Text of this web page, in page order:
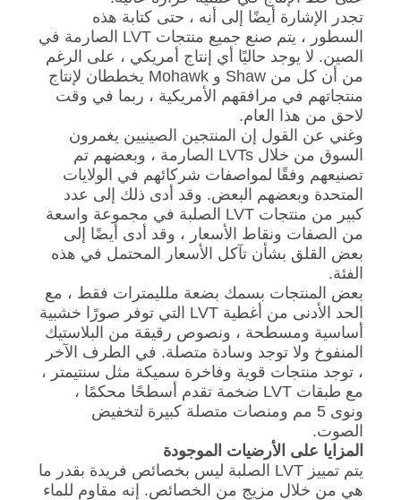
تجدر الإشارة أيضًا إلى أنه ، حتى كتابة هذه
السطور ، يتم صنع جميع منتجات LVT الصارمة في
الصين. لا يوجد حاليًا أي إنتاج أمريكي ، على الرغم
من أن كل من Shaw و Mohawk يخططان لإنتاج
منتجاتهم في مرافقهم الأمريكية ، ربما في وقت
لاحق من هذا العام.
وغني عن القول إن المنتجين الصينيين يغمرون
السوق من خلال LVTs الصارمة ، وبعضهم تم
تصنيعهم وفقًا لمواصفات شركائهم في الولايات
المتحدة وبعضهم البعض. وقد أدى ذلك إلى عدد
كبير من منتجات LVT الصلبة في مجموعة واسعة
من الصفات ونقاط الأسعار ، وقد أدى أيضًا إلى
بعض القلق بشأن تآكل الأسعار المحتمل في هذه
الفئة.
بعض المنتجات بسمك بضعة ملليمترات فقط ، مع
الحد الأدنى من أغطية LVT التي توفر صورًا خشبية
أساسية ومسطحة ، ونصوص رقيقة من البلاستيك
المنفوخ ولا توجد وسادة متصلة. في الطرف الآخر
، توجد منتجات قوية وفاخرة سميكة مثل سنتيمتر ،
مع طبقات LVT ضخمة تقدم أسطحًا محكمًا ،
ونوى 5 مم ومنصات متصلة كبيرة لتخفيض
الصوت.
المزايا على الأرضيات الموجودة
يتم تمييز LVT الصلبة ليس بخصائص فريدة بقدر ما
هي من خلال مزيج من الخصائص. إنه مقاوم للماء